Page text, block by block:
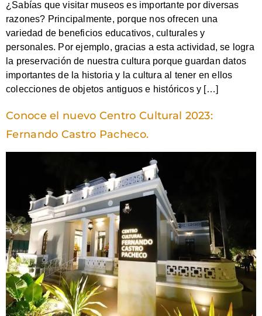
¿Sabías que visitar museos es importante por diversas
razones? Principalmente, porque nos ofrecen una
variedad de beneficios educativos, culturales y
personales. Por ejemplo, gracias a esta actividad, se logra
la preservación de nuestra cultura porque guardan datos
importantes de la historia y la cultura al tener en ellos
colecciones de objetos antiguos e históricos y […]
Conoce el nuevo Centro Cultural 2023:
Fernando Castro Pacheco.